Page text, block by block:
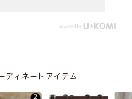
ディネートアイテム